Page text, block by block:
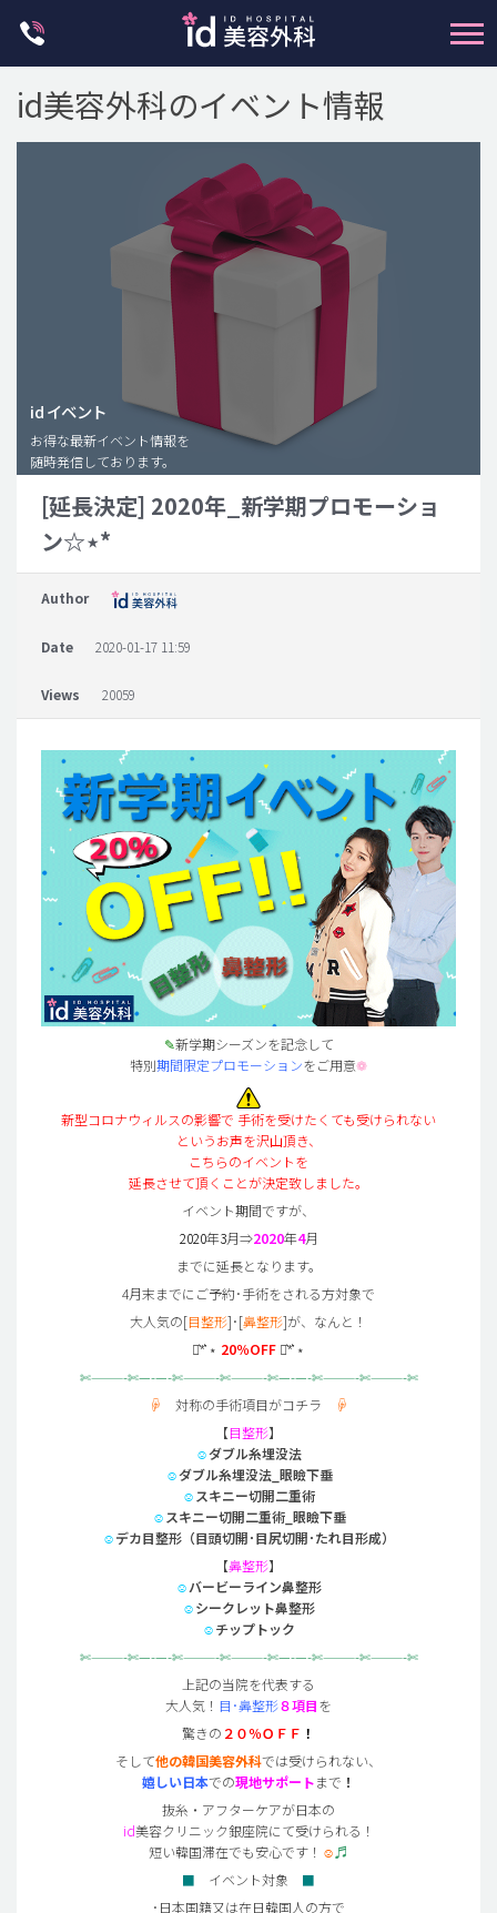
脂肪注入(アンチエイジング)
豊胸手術・バストアップ
プチ整形
脂肪吸引 (大容量)
メンズ整形
idリアルストーリー
idニュース
病院紹介
安全整形
料金一覧
ご相談のお問い合わせ
id美容外科のイベント情報
id イベント
お得な最新イベント情報を
随時発信しております。
[延長決定] 2020年_新学期プロモーショ
ン☆⋆*
Author
Date 2020-01-17 11:59
Views 20059
✎新学期シーズンを記念して
特別期間限定プロモーションをご用意❁
新型コロナウィルスの影響で 手術を受けたくても受けられない
というお声を沢山頂き、
こちらのイベントを
延長させて頂くことが決定致しました。
イベント期間ですが、
2020年3月⇒2020年4月
までに延長となります。
4月末までにご予約･手術をされる方対象で
大人気の[目整形]･[鼻整形]が、なんと！
⋆͛*͛ ⋆ 20％OFF ⋆͛*͛ ⋆
✄———-✄—-—-✄———-✄———-✄—-—-✄———-✄———-✄
☟
対称の手術項目がコチラ
☟
【目整形】
☺ダブル糸埋没法
☺ダブル糸埋没法_眼瞼下垂
☺ スキニー切開二重術
☺ スキニー切開二重術_眼瞼下垂
☺デカ目整形（目頭切開･目尻切開･たれ目形成）
【鼻整形】
☺バービーライン鼻整形
☺シークレット鼻整形
☺チップトック
✄———-✄—-—-✄———-✄———-✄—-—-✄———-✄———-✄
上記の当院を代表する
大人気！ 目･鼻整形８項目を
驚きの ２０％ＯＦＦ ！
そして他の韓国美容外科では受けられない、
嬉しい日本での現地サポートまで ！
抜糸・アフターケアが日本の
id美容クリニック銀座院にて受けられる！
短い韓国滞在でも安心です！ ☺♬
■ イベント対象 ■
･日本国籍又は在日韓国人の方で